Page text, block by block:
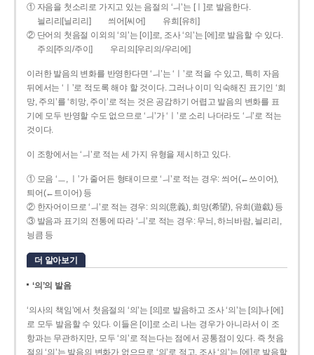
① 자음을 첫소리로 가지고 있는 음절의 ‘ㅢ’는 [ㅣ]로 발음한다.
늴리리[닐리리]
씌어[씨어]
유희[유히]
② 단어의 첫음절 이외의 ‘의’는 [이]로, 조사 ‘의’는 [에]로 발음할 수 있다.
주의[주의/주이]
우리의[우리의/우리에]
이러한 발음의 변화를 반영한다면 ‘ㅢ’는 ‘ㅣ’로 적을 수 있고, 특히 자음
뒤에서는 ‘ㅣ’로 적도록 해야 할 것이다. 그러나 이미 익숙해진 표기인 ‘희
망, 주의’를 ‘히망, 주이’로 적는 것은 공감하기 어렵고 발음의 변화를 표
기에 모두 반영할 수도 없으므로 ‘ㅢ’가 ‘ㅣ’로 소리 나더라도 ‘ㅢ’로 적는
것이다.
이 조항에서는 ‘ㅢ’로 적는 세 가지 유형을 제시하고 있다.
① 모음 ‘ㅡ, ㅣ’가 줄어든 형태이므로 ‘ㅢ’로 적는 경우: 씌어(←쓰이어),
틔어(←트이어) 등
② 한자어이므로 ‘ㅢ’로 적는 경우: 의의(意義), 희망(希望), 유희(遊戱) 등
③ 발음과 표기의 전통에 따라 ‘ㅢ’로 적는 경우: 무늬, 하늬바람, 늴리리,
닁큼 등
더 알아보기
‘의’의 발음
‘의사의 책임’에서 첫음절의 ‘의’는 [의]로 발음하고 조사 ‘의’는 [의]나 [에]
로 모두 발음할 수 있다. 이들은 [이]로 소리 나는 경우가 아니라서 이 조
항과는 무관하지만, 모두 ‘의’로 적는다는 점에서 공통점이 있다. 즉 첫음
절의 ‘의’는 발음의 변화가 없으므로 ‘의’로 적고, 조사 ‘의’는 [에]로 발음할